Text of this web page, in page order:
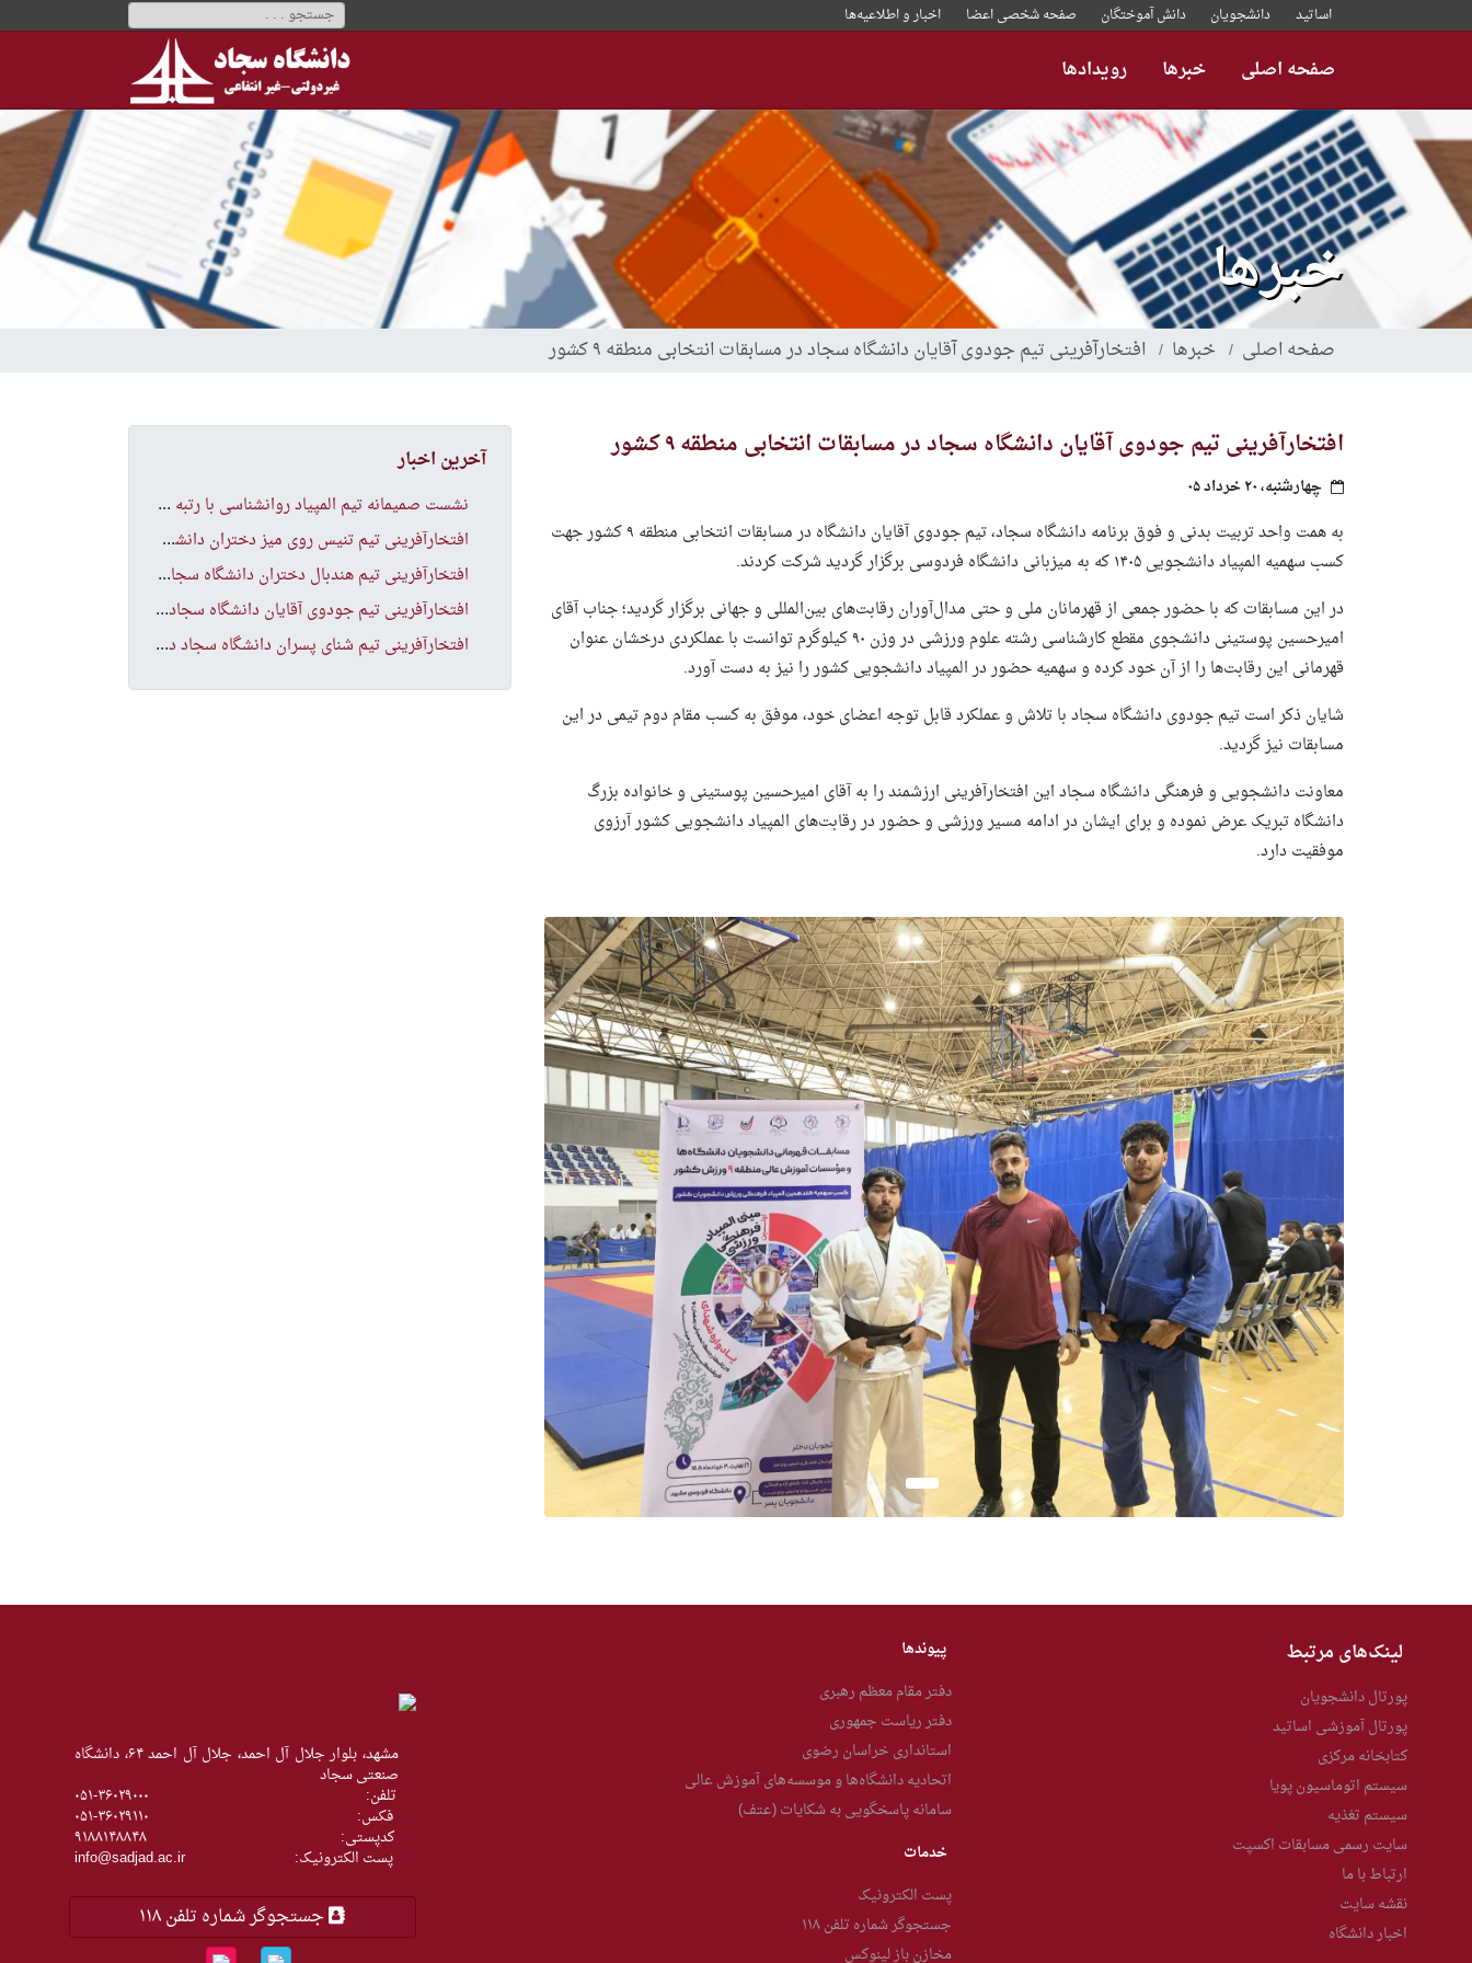
به
اساتید دانشجویان دانش آموختگان صفحه شخصی اعضا اخبار و‌ اطلاعیه‌ها
صفحه اصلی خبرها رویدادها
خبرها
صفحه اصلی خبرها افتخارآفرینی تیم جودوی آقایان دانشگاه سجاد در مسابقات انتخابی منطقه ۹ کشور
افتخارآفرینی تیم جودوی آقایان دانشگاه سجاد در مسابقات انتخابی منطقه ۹ کشور
چهارشنبه، ۲۰ خرداد ۰۵
به همت واحد تربیت بدنی و فوق برنامه دانشگاه سجاد، تیم جودوی آقایان دانشگاه در مسابقات انتخابی منطقه ۹ کشور جهت
کسب سهمیه المپیاد دانشجویی ۱۴۰۵ که به میزبانی دانشگاه فردوسی برگزار گردید شرکت کردند.
در این مسابقات که با حضور جمعی از قهرمانان ملی و حتی مدال‌آوران رقابت‌های بین‌المللی و جهانی برگزار گردید؛ جناب آقای
امیرحسین پوستینی دانشجوی مقطع کارشناسی رشته علوم ورزشی در وزن ۹۰ کیلوگرم توانست با عملکردی درخشان عنوان
قهرمانی این رقابت‌ها را از آن خود کرده و سهمیه حضور در المپیاد دانشجویی کشور را نیز به دست آورد.
شایان ذکر است تیم جودوی دانشگاه سجاد با تلاش و عملکرد قابل توجه اعضای خود، موفق به کسب مقام دوم تیمی در این
مسابقات نیز گردید.
معاونت دانشجویی و فرهنگی دانشگاه سجاد این افتخارآفرینی ارزشمند را به آقای امیرحسین پوستینی و خانواده بزرگ
دانشگاه تبریک عرض نموده و برای ایشان در ادامه مسیر ورزشی و حضور در رقابت‌های المپیاد دانشجویی کشور آرزوی
موفقیت دارد.
آخرین اخبار
نشس
ت صمیمانه تیم المپیاد روانشناسی با رتبه های برتر المپیاد
افت
خارآفرینی تیم تنیس روی میز دختران دانشگاه در مسابقات انتخابی منطقه ۹ کشور
افت
خارآفرینی تیم هندبال دختران دانشگاه سجاد در مسابقات انتخابی منطقه ۹ کشور
افت
خارآفرینی تیم جودوی آقایان دانشگاه سجاد در مسابقات انتخابی منطقه ۹ کشور
افت
خارآفرینی تیم شنای پسران دانشگاه سجاد در مسابقات انتخابی منطقه ۹ کشور
لینک‌های مرتبط
پورتال دانشجویان
پورتال آموزشی اساتید
کتابخانه مرکزی
سیستم اتوماسیون پویا
سیستم تغذیه
سایت رسمی مسابقات اکسپت
ارتباط با ما
نقشه سایت
اخبار دانشگاه
پیوندها
دفتر مقام معظم رهبری
دفتر ریاست جمهوری
استانداری خراسان رضوی
اتحادیه دانشگاه‌ها و موسسه‌های آموزش عالی
سامانه پاسخگویی به شکایات (عتف)
خدمات
پست الکترونیک
جستجوگر شماره تلفن ۱۱۸
مخازن باز لینوکس
مشهد، بلوار جلال آل احمد، جلال آل احمد ۶۴، دانشگاه
صنعتی سجاد
تلفن: ۰۵۱-۳۶۰۲۹۰۰۰
فکس: ۰۵۱-۳۶۰۲۹۱۱۰
كدپستی: ۹۱۸۸۱۴۸۸۴۸
پست الکترونیک: info@sadjad.ac.ir
جستجوگر شماره تلفن ۱۱۸